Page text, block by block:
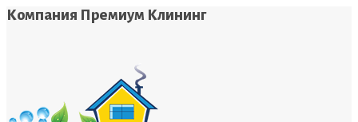
Компания Премиум Клининг